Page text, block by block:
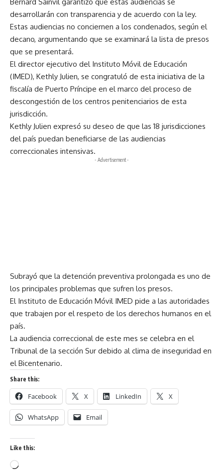
desarrollarán con transparencia y de acuerdo con la ley.
Estas audiencias no conciernen a los condenados, según el
decano, argumentando que se examinará la lista de presos
que se presentará.
El director ejecutivo del Instituto Móvil de Educación
(IMED), Kethly Julien, se congratuló de esta iniciativa de la
fiscalía de Puerto Príncipe en el marco del proceso de
descongestión de los centros penitenciarios de esta
jurisdicción.
Kethly Julien expresó su deseo de que las 18 jurisdicciones
del país puedan beneficiarse de las audiencias
correccionales intensivas.
- Advertisement -
Subrayó que la detención preventiva prolongada es uno de
los principales problemas que sufren los presos.
El Instituto de Educación Móvil IMED pide a las autoridades
que trabajen por el respeto de los derechos humanos en el
país.
La audiencia correccional de este mes se celebra en el
Tribunal de la sección Sur debido al clima de inseguridad en
el Bicentenario.
Share this:
Facebook X LinkedIn X
WhatsApp Email
Like this: